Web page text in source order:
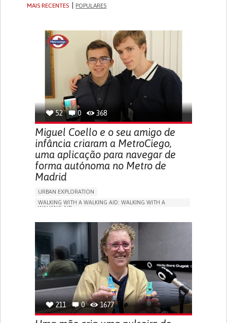
MAIS RECENTES
POPULARES
52 0 368
Miguel Coello e o seu amigo de
infância criaram a MetroCiego,
uma aplicação para navegar de
forma autónoma no Metro de
Madrid
URBAN EXPLORATION
WALKING WITH A WALKING AID: WALKING WITH A
WALKING AID
APP (INCLUDING WHEN CONNECTED WITH WEARABLE)
ONLINE SERVICE
SOCIAL WITHDRAWAL OR ISOLATION
VISION PROBLEMS
PROMOTING INCLUSIVITY AND SOCIAL INTEGRATION
OPHTHALMOLOGY
SPAIN
211 0 1677